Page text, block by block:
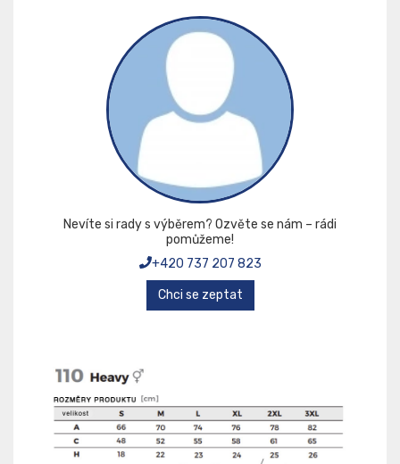
Nevíte si rady s výběrem? Ozvěte se nám – rádi
pomůžeme!
+420 737 207 823
Chci se zeptat